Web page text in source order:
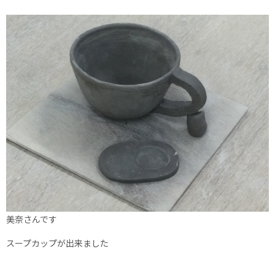
美奈さんです
スープカップが出来ました